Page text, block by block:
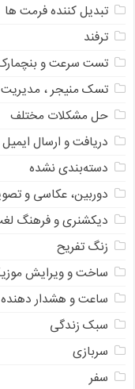
تبدیل کننده فرمت ها
ترفند
تست سرعت و
تسک منیجر ، مدیریت
حل مشکلات مختلف
دریافت و ارسال ایمیل
دسته‌بندی نشده
دوربین، عکاسی و
دیکشنری و فرهنگ
زنگ تفریح
ساخت و ویرایش
ساعت و هشدار دهنده
سبک زندگی
سربازی
سفر